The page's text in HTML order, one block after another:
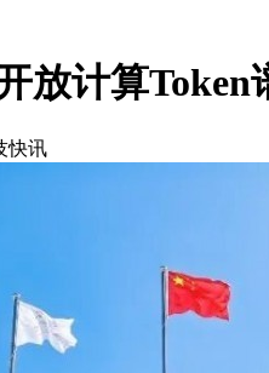
放计算Token
快讯